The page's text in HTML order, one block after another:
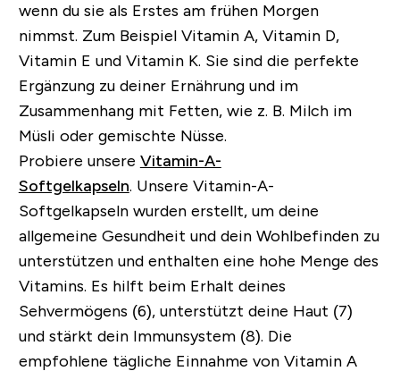
wenn du sie als Erstes am frühen Morgen
nimmst. Zum Beispiel Vitamin A, Vitamin D,
Vitamin E und Vitamin K. Sie sind die perfekte
Ergänzung zu deiner Ernährung und im
Zusammenhang mit Fetten, wie z. B. Milch im
Müsli oder gemischte Nüsse.
Probiere unsere Vitamin-A-
Softgelkapseln. Unsere Vitamin-A-
Softgelkapseln wurden erstellt, um deine
allgemeine Gesundheit und dein Wohlbefinden zu
unterstützen und enthalten eine hohe Menge des
Vitamins. Es hilft beim Erhalt deines
Sehvermögens (6), unterstützt deine Haut (7)
und stärkt dein Immunsystem (8). Die
empfohlene tägliche Einnahme von Vitamin A